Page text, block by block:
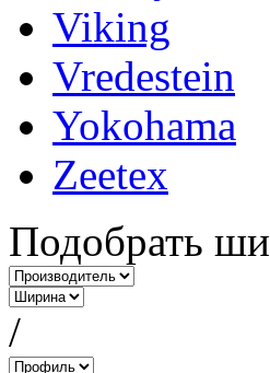
Viking
Vredestein
Yokohama
Zeetex
Подобрать
/